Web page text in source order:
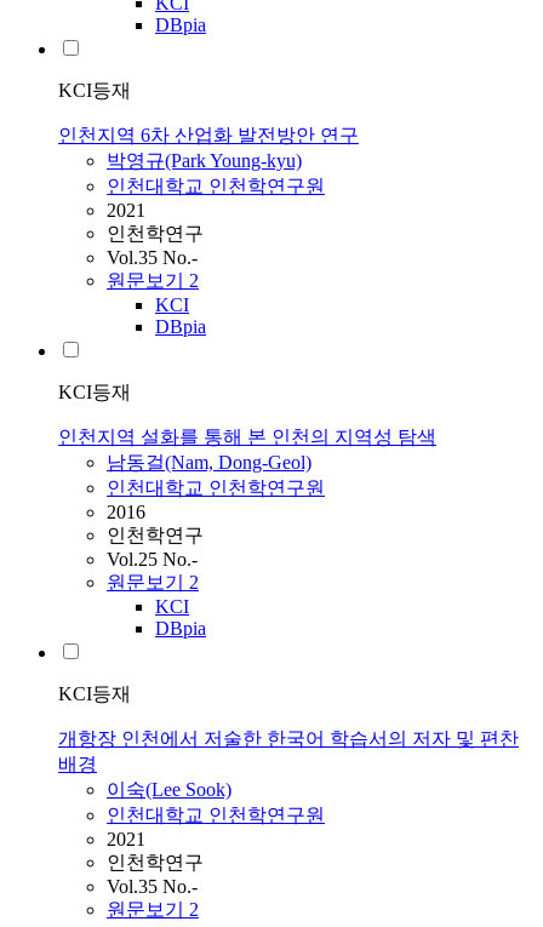
DBpia
KCI등재
인천지역 6차 산업화 발전방안 연구
박영규(Park Young-kyu)
인천대학교 인천학연구원
2021
인천학연구
Vol.35 No.-
원문보기 2
KCI
DBpia
KCI등재
인천지역 설화를 통해 본 인천의 지역성 탐색
남동걸(Nam, Dong-Geol)
인천대학교 인천학연구원
2016
인천학연구
Vol.25 No.-
원문보기 2
KCI
DBpia
KCI등재
개항장 인천에서 저술한 한국어 학습서의 저자 및 편찬
배경
이숙(Lee Sook)
인천대학교 인천학연구원
2021
인천학연구
Vol.35 No.-
원문보기 2